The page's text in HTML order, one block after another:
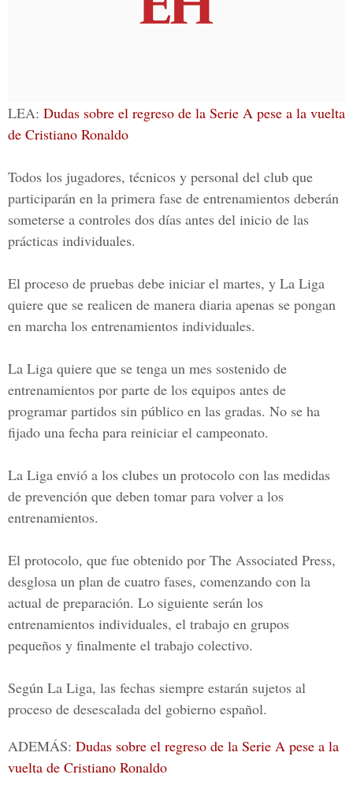
LEA: Dudas sobre el regreso de la Serie A pese a la vuelta
de Cristiano Ronaldo
Todos los jugadores, técnicos y personal del club que
participarán en la primera fase de entrenamientos deberán
someterse a controles dos días antes del inicio de las
prácticas individuales.
El proceso de pruebas debe iniciar el martes, y La Liga
quiere que se realicen de manera diaria apenas se pongan
en marcha los entrenamientos individuales.
La Liga quiere que se tenga un mes sostenido de
entrenamientos por parte de los equipos antes de
programar partidos sin público en las gradas. No se ha
fijado una fecha para reiniciar el campeonato.
La Liga envió a los clubes un protocolo con las medidas
de prevención que deben tomar para volver a los
entrenamientos.
El protocolo, que fue obtenido por The Associated Press,
desglosa un plan de cuatro fases, comenzando con la
actual de preparación. Lo siguiente serán los
entrenamientos individuales, el trabajo en grupos
pequeños y finalmente el trabajo colectivo.
Según La Liga, las fechas siempre estarán sujetos al
proceso de desescalada del gobierno español.
ADEMÁS: Dudas sobre el regreso de la Serie A pese a la
vuelta de Cristiano Ronaldo